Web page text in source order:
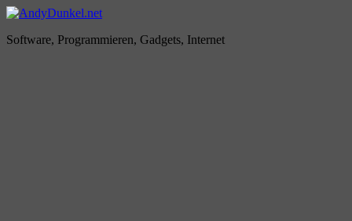
Zum
springen
AndyDunkel.net
Software, Programmieren, Gadgets, Internet